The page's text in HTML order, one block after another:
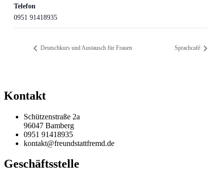
Telefon
0951 91418935
Deutschkurs und Austausch für Frauen Sprachcafé
Kontakt
Schützenstraße 2a
96047 Bamberg
0951 91418935
kontakt@freundstattfremd.de
Geschäftsstelle